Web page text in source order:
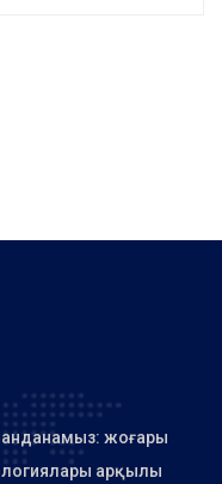
жоғары
арқылы